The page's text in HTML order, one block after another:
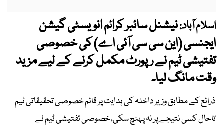
اسلام آباد:نیشنل سائبر کرائم انویسٹی گیشن
ایجنسی (این سی سی آئی اے) کی خصوصی
تفتیشی ٹیم نے رپورٹ مکمل کرنے کے لیے مزید
وقت مانگ لیا۔
ذرائع کے مطابق وزیر داخلہ کی ہدایت پر قائم خصوصی تحقیقاتی ٹیم
تاحال کسی نتیجے پر نہ پہنچ سکی، خصوصی تفتیشی ٹیم نے